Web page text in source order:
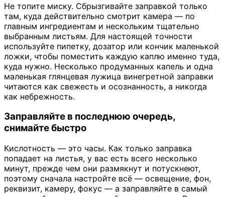
Не топите миску. Сбрызгивайте заправкой только
там, куда действительно смотрит камера — по
главным ингредиентам и нескольким тщательно
выбранным листьям. Для настоящей точности
используйте пипетку, дозатор или кончик маленькой
ложки, чтобы поместить каждую каплю именно туда,
куда нужно. Несколько продуманных капель и одна
маленькая глянцевая лужица винегретной заправки
читаются как свежесть и осознанность, а никогда
как небрежность.
Заправляйте в последнюю очередь,
снимайте быстро
Кислотность — это часы. Как только заправка
попадает на листья, у вас есть всего несколько
минут, прежде чем они размякнут и потускнеют,
поэтому сначала настройте всё — освещение, фон,
реквизит, камеру, фокус — а заправляйте в самый